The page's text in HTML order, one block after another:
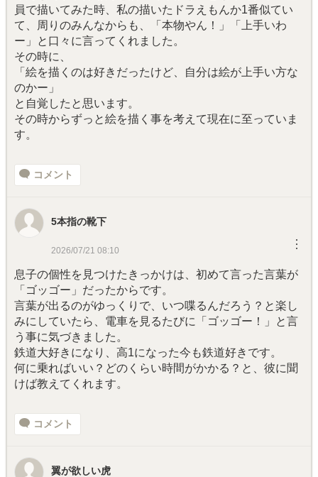
員で描いてみた時、私の描いたドラえもんか1番似てい
て、周りのみんなからも、「本物やん！」「上手いわ
ー」と口々に言ってくれました。
その時に、
「絵を描くのは好きだったけど、自分は絵が上手い方な
のかー」
と自覚したと思います。
その時からずっと絵を描く事を考えて現在に至っていま
す。
コメント
5本指の靴下
2026/07/21 08:10 ︙
息子の個性を見つけたきっかけは、初めて言った言葉が
「ゴッゴー」だったからです。
言葉が出るのがゆっくりで、いつ喋るんだろう？と楽し
みにしていたら、電車を見るたびに「ゴッゴー！」と言
う事に気づきました。
鉄道大好きになり、高1になった今も鉄道好きです。
何に乗ればいい？どのくらい時間がかかる？と、彼に聞
けば教えてくれます。
コメント
翼が欲しい虎